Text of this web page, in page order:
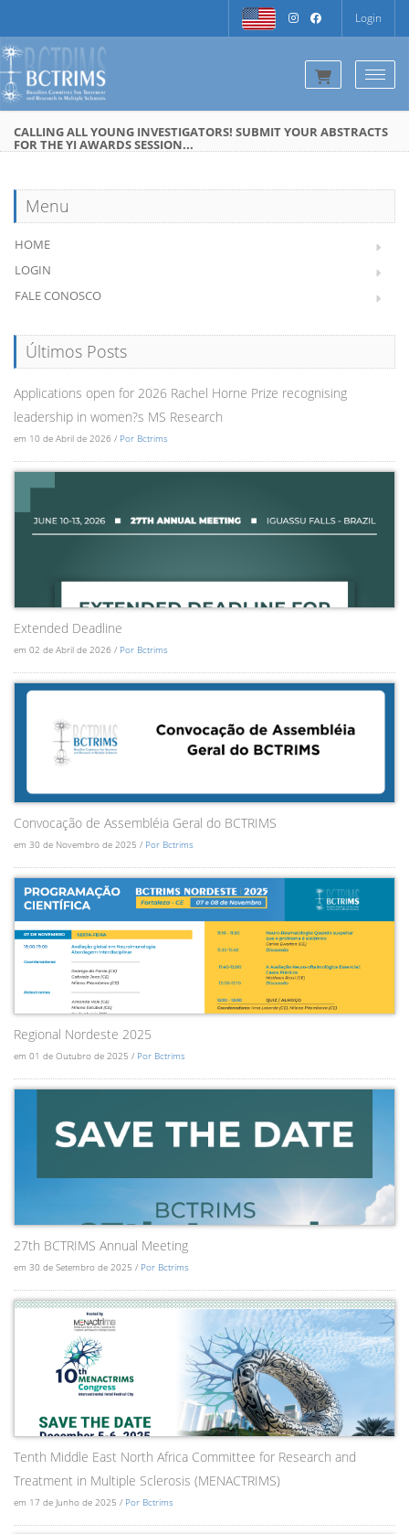
Login
CALLING ALL YOUNG INVESTIGATORS! SUBMIT YOUR ABSTRACTS
FOR THE YI AWARDS SESSION...
Menu
HOME
LOGIN
FALE CONOSCO
Últimos Posts
Applications open for 2026 Rachel Horne Prize recognising
leadership in women?s MS Research
em 10 de Abril de 2026 / Por Bctrims
Extended Deadline
em 02 de Abril de 2026 / Por Bctrims
Convocação de Assembléia Geral do BCTRIMS
em 30 de Novembro de 2025 / Por Bctrims
Regional Nordeste 2025
em 01 de Outubro de 2025 / Por Bctrims
27th BCTRIMS Annual Meeting
em 30 de Setembro de 2025 / Por Bctrims
Tenth Middle East North Africa Committee for Research and
Treatment in Multiple Sclerosis (MENACTRIMS)
em 17 de Junho de 2025 / Por Bctrims